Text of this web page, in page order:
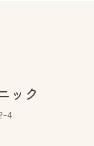
ック
4